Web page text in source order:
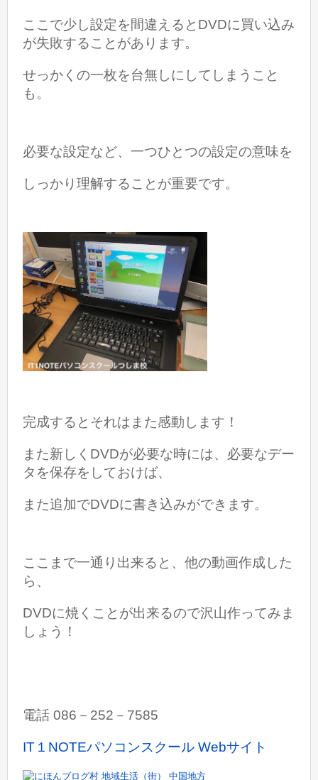
ここで少し設定を間違えるとDVDに買い込み
が失敗することがあります。
せっかくの一枚を台無しにしてしまうこと
も。
必要な設定など、一つひとつの設定の意味を
しっかり理解することが重要です。
完成するとそれはまた感動します！
また新しくDVDが必要な時には、必要なデー
タを保存をしておけば、
また追加でDVDに書き込みができます。
ここまで一通り出来ると、他の動画作成した
ら、
DVDに焼くことが出来るので沢山作ってみま
しょう！
電話 086－252－7585
IT１NOTEパソコンスクール Webサイト